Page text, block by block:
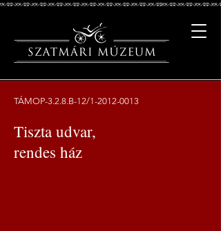
TÁMOP-3.2.8.B-12/1-2012-0013
Tiszta udvar,
rendes ház